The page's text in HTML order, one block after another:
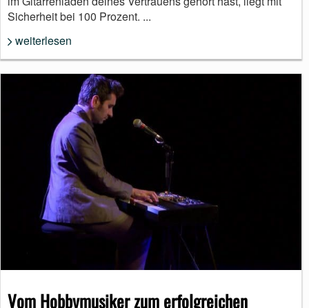
Sicherheit bei 100 Prozent. ...
weiterlesen
Vom Hobbymusiker zum erfolgreichen